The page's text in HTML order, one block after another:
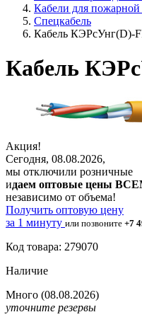
Кабели для
Спецкабель
Кабель КЭРсУнг(D)-
Кабель
Акция!
Сегодня, 08.08.2026,
мы отключили розничные
идаем оптовые цены
независимо от объема!
Получить оптовую цену
за 1 минуту или позвоните +7
Код товара: 279070
Наличие
Много (08.08.2026)
уточните резервы